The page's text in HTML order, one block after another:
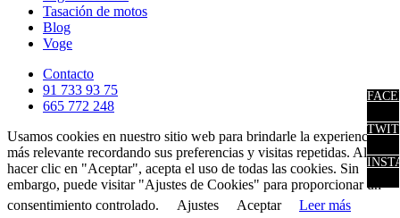
Tasación de motos
Blog
Voge
Contacto
91 733 93 75
665 772 248
Usamos cookies en nuestro sitio web para brindarle la experiencia
más relevante recordando sus preferencias y visitas repetidas. Al
hacer clic en "Aceptar", acepta el uso de todas las cookies. Sin
embargo, puede visitar "Ajustes de Cookies" para proporcionar un
consentimiento controlado.
Ajustes Aceptar
Leer más